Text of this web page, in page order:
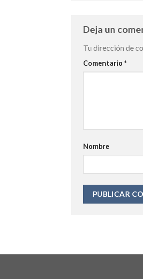
Deja un
Tu dirección de
Comentario *
Nombre